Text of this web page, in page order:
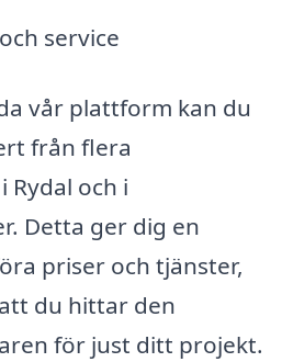
service
vår plattform kan du
från flera
Rydal och i
Detta ger dig en
priser och tjänster,
du hittar den
för just ditt projekt.